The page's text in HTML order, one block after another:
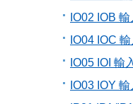
IO02 IOB
IO04 IOC
IO05 IOI 輸
IO03 IOY